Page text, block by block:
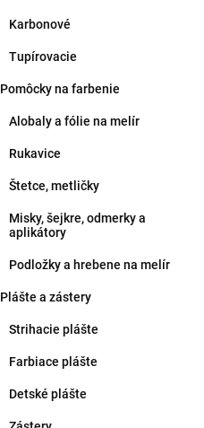
Karbonové
Tupírovacie
Pomôcky na farbenie
Alobaly a fólie na melír
Rukavice
Štetce, metličky
Misky, šejkre, odmerky a
aplikátory
Podložky a hrebene na melír
Plášte a zástery
Strihacie plášte
Farbiace plášte
Detské plášte